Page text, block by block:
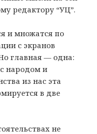
редактору “УЦ”.
и множатся по
с экранов
главная — одна:
народом и
из нас эта
в две
не